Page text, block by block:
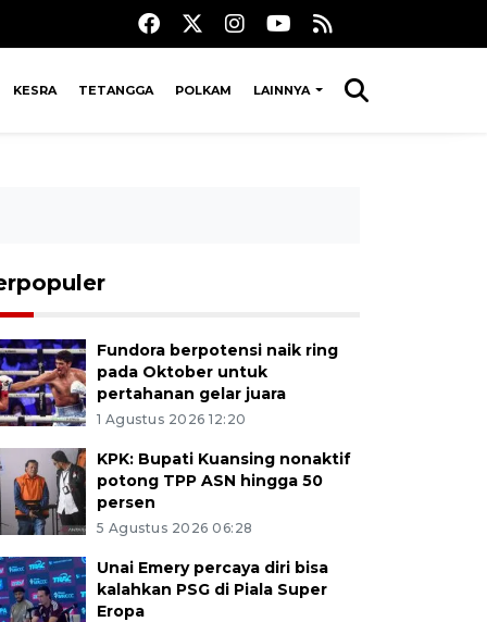
KESRA TETANGGA POLKAM LAINNYA
Fundora berpotensi naik ring
pada Oktober untuk
pertahanan gelar juara
1 Agustus 2026 12:20
KPK: Bupati Kuansing nonaktif
potong TPP ASN hingga 50
persen
5 Agustus 2026 06:28
Unai Emery percaya diri bisa
kalahkan PSG di Piala Super
Eropa